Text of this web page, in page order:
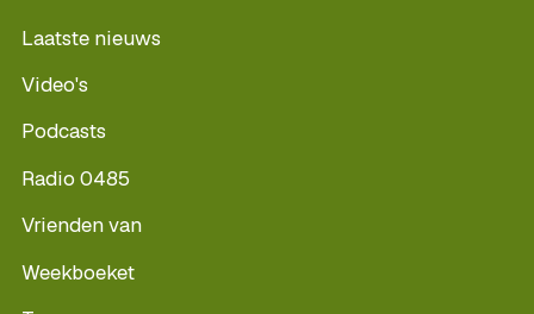
Laatste nieuws
Video's
Podcasts
Radio 0485
Vrienden van
Weekboeket